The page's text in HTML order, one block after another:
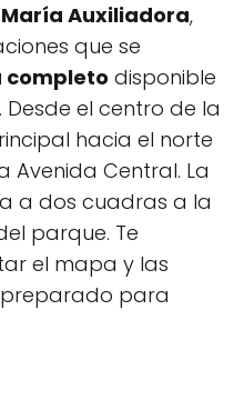
Auxiliadora,
que se
completo disponible
el centro de la
hacia el norte
Avenida Central. La
a dos cuadras a la
parque. Te
el mapa y las
preparado para